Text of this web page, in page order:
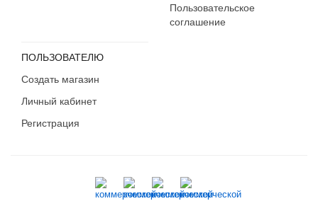
Пользовательское
соглашение
ПОЛЬЗОВАТЕЛЮ
Создать магазин
Личный кабинет
Регистрация